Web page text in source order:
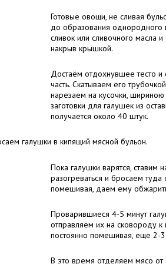
Готовые овощи, не сливая
до образования
сливок или сливочного масла
накрыв крышкой.
Достаём отдохнувшее тесто и
часть. Скатываем его
нарезаем на кусочки,
заготовки для галушек из
получается около 40 штук.
галушки в кипящий мясной бульон.
Пока галушки варятся, ставим
разогреваться и бросаем
помешивая, даем ему
Проварившиеся 4-5 минут
отправляем их на сковороду
постоянно помешивая, еще 2-
В это время отделяем мясо от